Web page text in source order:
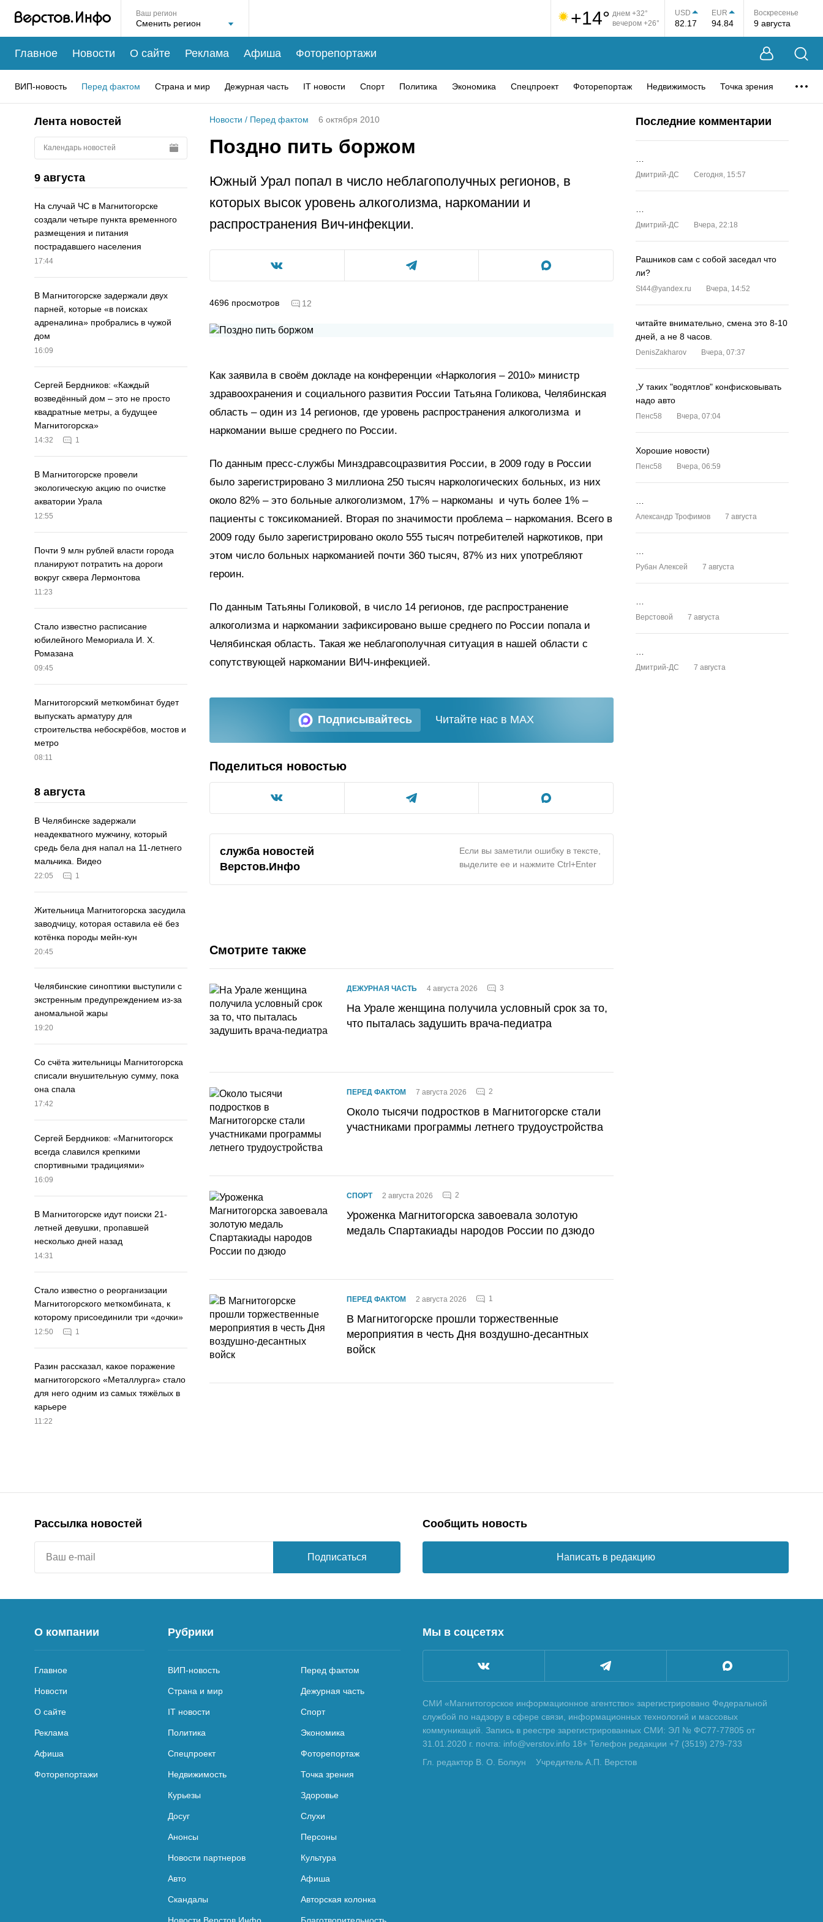
Ваш регион +14° днем +32°
вечером +26°
USD
82.17
EUR
94.84
Воскресенье
9 августа
Главное Новости О сайте Реклама Афиша Фоторепортажи
ВИП-новость Перед фактом Страна и мир Дежурная часть IT новости Спорт Политика Экономика Спецпроект Фоторепортаж Недвижимость Точка зрения
Лента новостей
Календарь новостей
9 августа
На случай ЧС в Магнитогорске
создали четыре пункта временного
размещения и питания
пострадавшего населения
17:44
В Магнитогорске задержали двух
парней, которые «в поисках
адреналина» пробрались в чужой
дом
16:09
Сергей Бердников: «Каждый
возведённый дом – это не просто
квадратные метры, а будущее
Магнитогорска»
14:32 1
В Магнитогорске провели
экологическую акцию по очистке
акватории Урала
12:55
Почти 9 млн рублей власти города
планируют потратить на дороги
вокруг сквера Лермонтова
11:23
Стало известно расписание
юбилейного Мемориала И. Х.
Ромазана
09:45
Магнитогорский меткомбинат будет
выпускать арматуру для
строительства небоскрёбов, мостов и
метро
08:11
8 августа
В Челябинске задержали
неадекватного мужчину, который
средь бела дня напал на 11-летнего
мальчика. Видео
22:05 1
Жительница Магнитогорска засудила
заводчицу, которая оставила её без
котёнка породы мейн-кун
20:45
Челябинские синоптики выступили с
экстренным предупреждением из-за
аномальной жары
19:20
Со счёта жительницы Магнитогорска
списали внушительную сумму, пока
она спала
17:42
Сергей Бердников: «Магнитогорск
всегда славился крепкими
спортивными традициями»
16:09
В Магнитогорске идут поиски 21-
летней девушки, пропавшей
несколько дней назад
14:31
Стало известно о реорганизации
Магнитогорского меткомбината, к
которому присоединили три «дочки»
12:50 1
Разин рассказал, какое поражение
магнитогорского «Металлурга» стало
для него одним из самых тяжёлых в
карьере
11:22
Новости / Перед фактом 6 октября 2010
Поздно пить боржом
Южный Урал попал в число неблагополучных регионов, в
которых высок уровень алкоголизма, наркомании и
распространения Вич-инфекции.
4696 просмотров 12
Как заявила в своём докладе на конференции «Наркология – 2010» министр
здравоохранения и социального развития России Татьяна Голикова, Челябинская
область – один из 14 регионов, где уровень распространения алкоголизма и
наркомании выше среднего по России.
По данным пресс-службы Минздравсоцразвития России, в 2009 году в России
было зарегистрировано 3 миллиона 250 тысяч наркологических больных, из них
около 82% – это больные алкоголизмом, 17% – наркоманы и чуть более 1% –
пациенты с токсикоманией. Вторая по значимости проблема – наркомания. Всего в
2009 году было зарегистрировано около 555 тысяч потребителей наркотиков, при
этом число больных наркоманией почти 360 тысяч, 87% из них употребляют
героин.
По данным Татьяны Голиковой, в число 14 регионов, где распространение
алкоголизма и наркомании зафиксировано выше среднего по России попала и
Челябинская область. Такая же неблагополучная ситуация в нашей области с
сопутствующей наркомании ВИЧ-инфекцией.
Подписывайтесь Читайте нас в MAX
Поделиться новостью
служба новостей
Верстов.Инфо
Если вы заметили ошибку в тексте,
выделите ее и нажмите Ctrl+Enter
Смотрите также
ДЕЖУРНАЯ ЧАСТЬ 4 августа 2026 3
На Урале женщина получила условный срок за то,
что пыталась задушить врача-педиатра
ПЕРЕД ФАКТОМ 7 августа 2026 2
Около тысячи подростков в Магнитогорске стали
участниками программы летнего трудоустройства
СПОРТ 2 августа 2026 2
Уроженка Магнитогорска завоевала золотую
медаль Спартакиады народов России по дзюдо
ПЕРЕД ФАКТОМ 2 августа 2026 1
В Магнитогорске прошли торжественные
мероприятия в честь Дня воздушно-десантных
войск
Последние комментарии
Дмитрий-ДС Сегодня, 15:57
Дмитрий-ДС Вчера, 22:18
Рашников сам с собой заседал что
ли?
St44@yandex.ru Вчера, 14:52
читайте внимательно, смена это 8-10
дней, а не 8 часов.
DenisZakharov Вчера, 07:37
,У таких "водятлов" конфисковывать
надо авто
Пенс58 Вчера, 07:04
Хорошие новости)
Пенс58 Вчера, 06:59
Александр Трофимов 7 августа
Рубан Алексей 7 августа
Верстовой 7 августа
Дмитрий-ДС 7 августа
Рассылка новостей
Подписаться
Сообщить новость
Написать в редакцию
О компании
Главное
Новости
О сайте
Реклама
Афиша
Фоторепортажи
Рубрики
ВИП-новость Перед фактом
Страна и мир Дежурная часть
IT новости Спорт
Политика Экономика
Спецпроект Фоторепортаж
Недвижимость Точка зрения
Курьезы Здоровье
Досуг Слухи
Анонсы Персоны
Новости партнеров Культура
Авто Афиша
Скандалы Авторская колонка
Мы в соцсетях
СМИ «Магнитогорское информационное агентство» зарегистрировано Федеральной
службой по надзору в сфере связи, информационных технологий и массовых
коммуникаций. Запись в реестре зарегистрированных СМИ: ЭЛ № ФС77-77805 от
31.01.2020 г. почта: info@verstov.info 18+ Телефон редакции +7 (3519) 279-733
Гл. редактор В. О. Болкун
Учредитель А.П. Верстов